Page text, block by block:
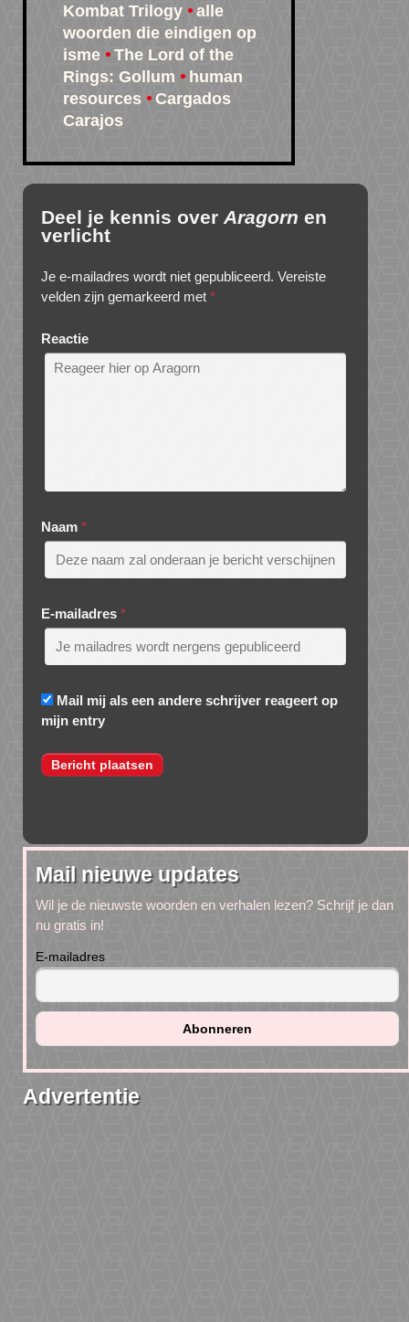
Kombat Trilogy
alle
woorden die eindigen op
isme
The Lord of the
Rings: Gollum
human
resources
Cargados
Carajos
Deel je kennis over Aragorn en
verlicht
Je e-mailadres wordt niet gepubliceerd. Vereiste
velden zijn gemarkeerd met *
Reactie
Naam *
E-mailadres *
Mail mij als een andere schrijver reageert op
mijn entry
Mail nieuwe updates
Wil je de nieuwste woorden en verhalen lezen? Schrijf je dan
nu gratis in!
E-mailadres
Advertentie